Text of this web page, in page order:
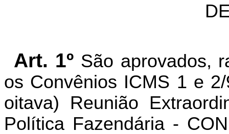
Art. 1º São aprovados,
os Convênios ICMS 1 e
oitava) Reunião
Política Fazendária -